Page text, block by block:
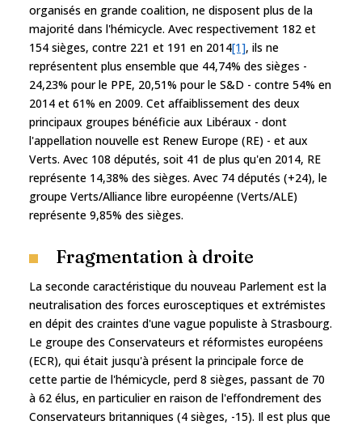
organisés en grande coalition, ne disposent plus de la
majorité dans l'hémicycle. Avec respectivement 182 et
154 sièges, contre 221 et 191 en 2014[1], ils ne
représentent plus ensemble que 44,74% des sièges -
24,23% pour le PPE, 20,51% pour le S&D - contre 54% en
2014 et 61% en 2009. Cet affaiblissement des deux
principaux groupes bénéficie aux Libéraux - dont
l'appellation nouvelle est Renew Europe (RE) - et aux
Verts. Avec 108 députés, soit 41 de plus qu'en 2014, RE
représente 14,38% des sièges. Avec 74 députés (+24), le
groupe Verts/Alliance libre européenne (Verts/ALE)
représente 9,85% des sièges.
Fragmentation à droite
La seconde caractéristique du nouveau Parlement est la
neutralisation des forces eurosceptiques et extrémistes
en dépit des craintes d'une vague populiste à Strasbourg.
Le groupe des Conservateurs et réformistes européens
(ECR), qui était jusqu'à présent la principale force de
cette partie de l'hémicycle, perd 8 sièges, passant de 70
à 62 élus, en particulier en raison de l'effondrement des
Conservateurs britanniques (4 sièges, -15). Il est plus que